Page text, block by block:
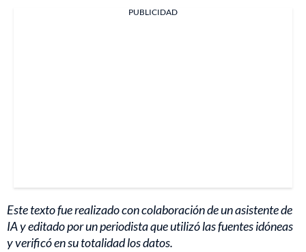
PUBLICIDAD
Este texto fue realizado con colaboración de un asistente de
IA y editado por un periodista que utilizó las fuentes idóneas
y verificó en su totalidad los datos.